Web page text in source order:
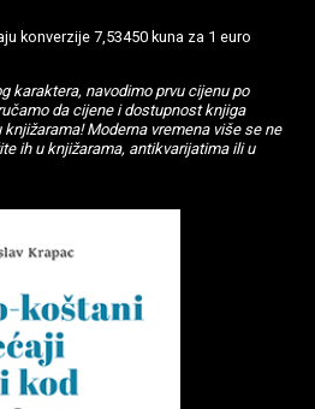
konverzije 7,53450 kuna za 1 euro
karaktera, navodimo prvu cijenu po
da cijene i dostupnost knjiga
Moderna vremena više se ne
ih u knjižarama, antikvarijatima ili u